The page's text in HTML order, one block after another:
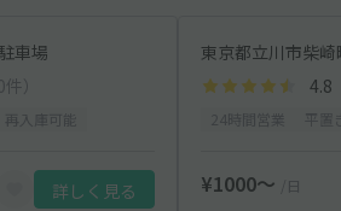
車場
件）
詳しく見る
4.8
¥1000〜 /日